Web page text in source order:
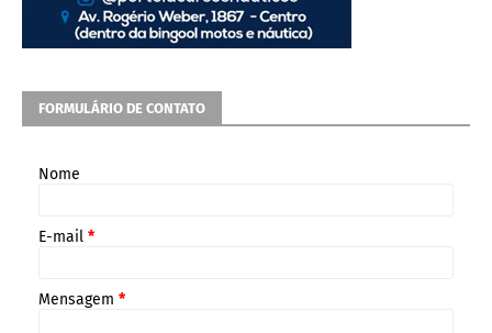
FORMULÁRIO DE CONTATO
Nome
E-mail *
Mensagem *